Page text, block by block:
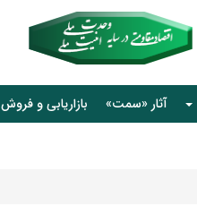
آثار «سمت» بازاریابی و فروش